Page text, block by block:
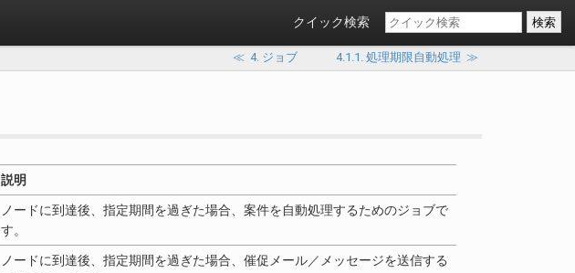
クイック検索
≪ 4. ジョブ 4.1.1. 処理期限自動処理 ≫
説明
ノードに到達後、指定期間を過ぎた場合、案件を自動処理するためのジョブで
す。
ノードに到達後、指定期間を過ぎた場合、催促メール／メッセージを送信する